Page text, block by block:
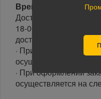
Время доставки:
Доставка
18-00 часов.
доставки 3 часа.
· При оформлении
осуществляется в
· При оформлении
осуществляется на